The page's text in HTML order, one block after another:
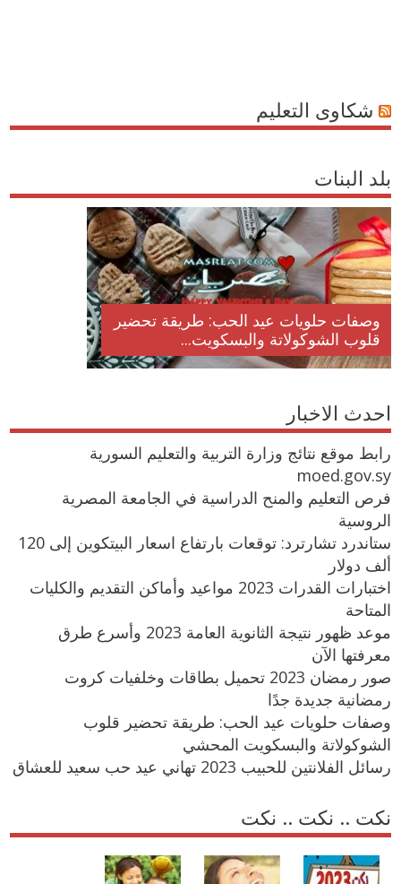
شكاوى التعليم
بلد البنات
وصفات حلويات عيد الحب: طريقة تحضير
قلوب الشوكولاتة والبسكويت...
احدث الاخبار
رابط موقع نتائج وزارة التربية والتعليم السورية
moed.gov.sy
فرص التعليم والمنح الدراسية في الجامعة المصرية
الروسية
ستاندرد تشارترد: توقعات بارتفاع اسعار البيتكوين إلى 120
ألف دولار
اختبارات القدرات 2023 مواعيد وأماكن التقديم والكليات
المتاحة
موعد ظهور نتيجة الثانوية العامة 2023 وأسرع طرق
معرفتها الآن
صور رمضان 2023 تحميل بطاقات وخلفيات كروت
رمضانية جديدة جدًا
وصفات حلويات عيد الحب: طريقة تحضير قلوب
الشوكولاتة والبسكويت المحشي
رسائل الفلانتين للحبيب 2023 تهاني عيد حب سعيد للعشاق
نكت .. نكت .. نكت